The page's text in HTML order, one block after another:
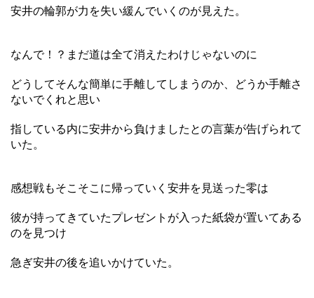
安井の輪郭が力を失い緩んでいくのが見えた。
なんで！？まだ道は全て消えたわけじゃないのに
どうしてそんな簡単に手離してしまうのか、どうか手離さ
ないでくれと思い
指している内に安井から負けましたとの言葉が告げられて
いた。
感想戦もそこそこに帰っていく安井を見送った零は
彼が持ってきていたプレゼントが入った紙袋が置いてある
のを見つけ
急ぎ安井の後を追いかけていた。